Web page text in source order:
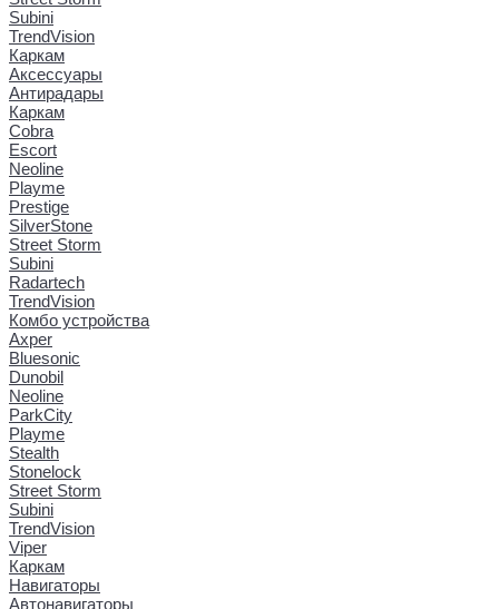
Subini
TrendVision
Каркам
Аксессуары
Антирадары
Каркам
Cobra
Escort
Neoline
Playme
Prestige
SilverStone
Street Storm
Subini
Radartech
TrendVision
Комбо устройства
Axper
Bluesonic
Dunobil
Neoline
ParkCity
Playme
Stealth
Stonelock
Street Storm
Subini
TrendVision
Viper
Каркам
Навигаторы
Автонавигаторы